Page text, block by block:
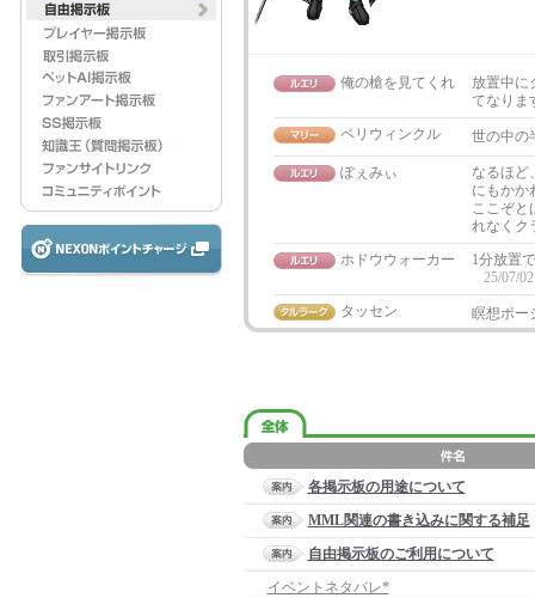
俺の槍を見てくれ
放置中に
てなりま
ペリウィンクル
世の中の
ぽぇみぃ
なるほど
にもかか
ここぞと
れなくク
ホドウウォーカー
1分放置
25/07/
タッセン
瞑想ポー
各掲示板の用途について
MML関連の書き込みに関する補足
自由掲示板のご利用について
イベントネタバレ*